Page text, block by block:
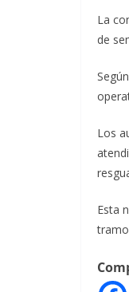
La
de
Los
Esta